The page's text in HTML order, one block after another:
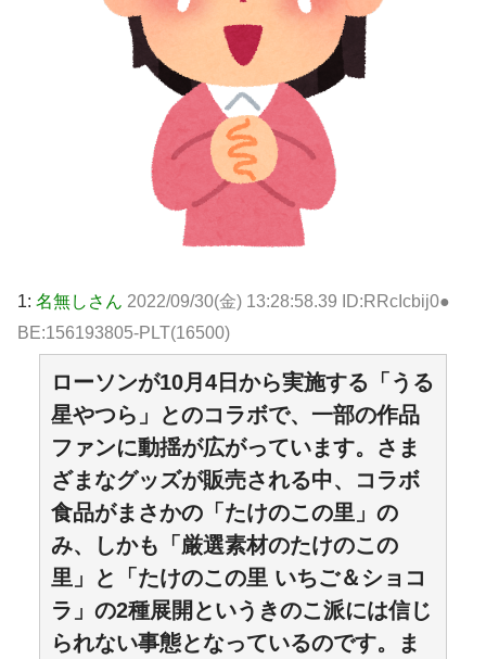
1: 名無しさん 2022/09/30(金) 13:28:58.39 ID:RRcIcbij0●
BE:156193805-PLT(16500)
ローソンが10月4日から実施する「うる
星やつら」とのコラボで、一部の作品
ファンに動揺が広がっています。さま
ざまなグッズが販売される中、コラボ
食品がまさかの「たけのこの里」の
み、しかも「厳選素材のたけのこの
里」と「たけのこの里 いちご＆ショコ
ラ」の2種展開というきのこ派には信じ
られない事態となっているのです。ま